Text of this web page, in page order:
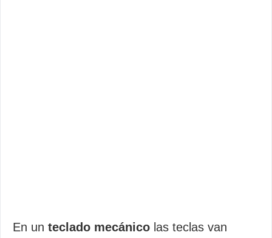
En un teclado mecánico las teclas van